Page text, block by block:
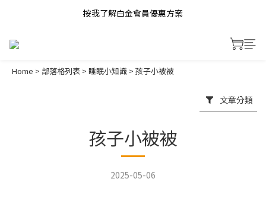
按我了解白金會員優惠方案
Home > 部落格列表 > 睡眠小知識 >孩子小被被
文章分類
孩子小被被
2025-05-06